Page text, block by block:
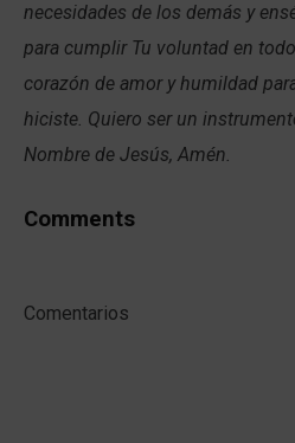
necesidades de los demás y
para cumplir Tu voluntad en
corazón de amor y humildad
hiciste. Quiero ser un
Nombre de Jesús, Amén.
Comments
Comentarios